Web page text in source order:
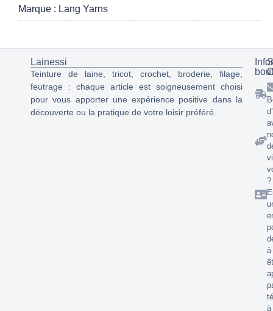
Marque : Lang Yarns
Lainessi
Teinture de laine, tricot, crochet, broderie, filage,
feutrage : chaque article est soigneusement choisi
pour vous apporter une expérience positive dans la
découverte ou la pratique de votre loisir préféré.
?
à
à